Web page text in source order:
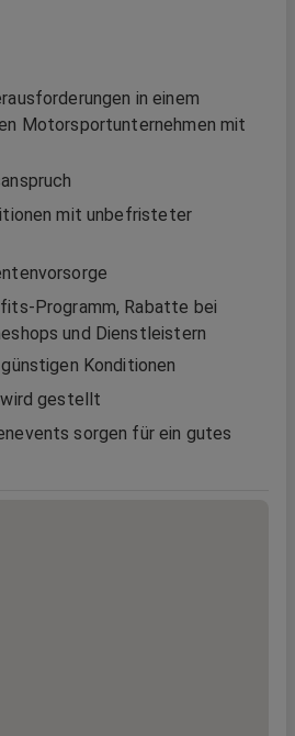
in einem
Motorsportunternehmen mit
mit unbefristeter
Programm, Rabatte bei
und Dienstleistern
Konditionen
gestellt
sorgen für ein gutes